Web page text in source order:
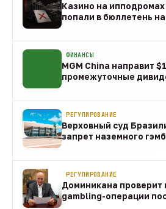
Казино на
попали в бюллетень
ФИНАНСЫ
MGM China направит
промежуточные
РЕГУЛИРОВАНИЕ
Верховный суд
запрет наземного
РЕГУЛИРОВАНИЕ
Доминикана проверит
gambling-операции